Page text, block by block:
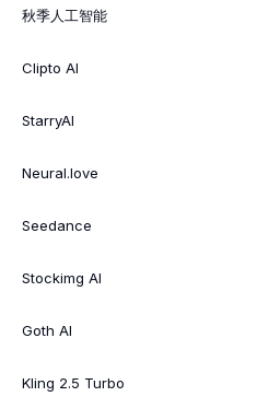
秋季人工智能
Clipto AI
StarryAI
Neural.love
Seedance
Stockimg AI
Goth AI
Kling 2.5 Turbo